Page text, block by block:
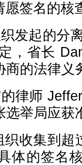
愿签名的核
发起的分
，省长
商的法律义
律师
选举局应获
收集到超
体的签名